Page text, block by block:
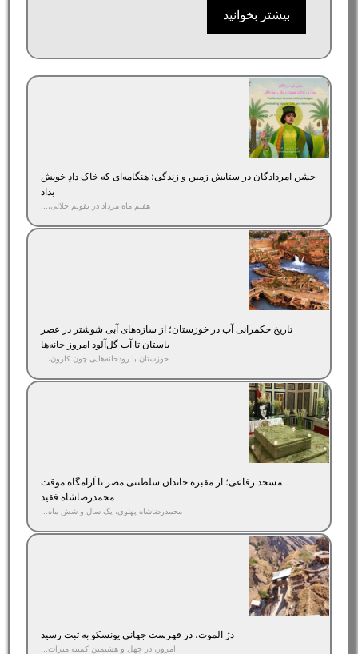
بیشتر بخوانید
جشن امردادگان در ستایش زمین و زندگی؛ هنگامه‌ای که خاک دادِ خویش
بداد
هفتم ماه مرداد در تقویم جلالی،...
تاریخ حکمرانی آب در خوزستان؛ از سازه‌های آبی شوشتر در عصر
باستان تا آب گل‌آلود امروز خانه‌ها
خوزستان با رودخانه‌هایی چون کارون،...
مسجد رفاعی؛ از مقبره خاندان سلطنتی مصر تا آرامگاه موقت
محمدرضاشاه فقید
محمدرضاشاه پهلوی، یک سال و شش ماه...
دژ الموت، در فهرست جهانی یونسکو به ثبت رسید
امروز، در چهل و هشتمین کمیته میراث...